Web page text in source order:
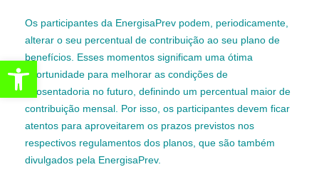
Os participantes da EnergisaPrev podem, periodicamente,
alterar o seu percentual de contribuição ao seu plano de
benefícios. Esses momentos significam uma ótima
oportunidade para melhorar as condições de
aposentadoria no futuro, definindo um percentual maior de
contribuição mensal. Por isso, os participantes devem ficar
atentos para aproveitarem os prazos previstos nos
respectivos regulamentos dos planos, que são também
divulgados pela EnergisaPrev.
Abrir a barra de ferramentas